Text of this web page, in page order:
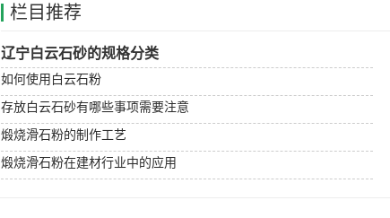
栏目推荐
辽宁白云石砂的规格分类
如何使用白云石粉
存放白云石砂有哪些事项需要注意
煅烧滑石粉的制作工艺
煅烧滑石粉在建材行业中的应用